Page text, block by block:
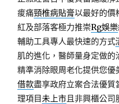
痠痛頸椎病貼膏以最好的價
紅及部落客極力推崇Rg娛樂
輔助工具專人最快速的方式
肌的進化，醫師量身定做的
精準消除眼周老化提供您優
借款盡享政府立案合法優
理項目未上市且非興櫃公司